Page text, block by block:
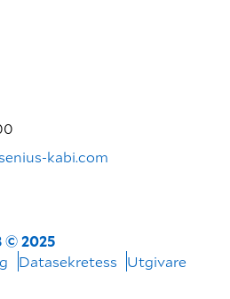
kabi.com
© 2025
Datasekretess Utgivare